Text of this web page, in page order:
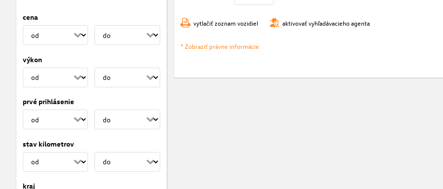
cena
výkon
prvé prihlásenie
stav kilometrov
kraj
vytlačiť zoznam vozidiel aktivovať vyhľadávacieho agenta
* Zobraziť právne informácie